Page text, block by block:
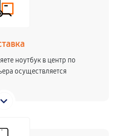
ноутбук в центр по
осуществляется